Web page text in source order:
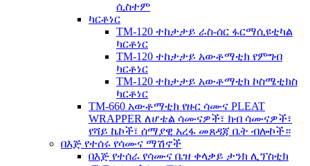
ሲስተም
ካርቶነር
TM-120 ተከታታይ ራስ-ሰር ፋርማሲዩቲካል
ካርቶነር
TM-120 ተከታታይ አውቶማቲክ የምግብ
ካርቶነር
TM-120 ተከታታይ አውቶማቲክ ኮስሜቲክስ
ካርቶነር
TM-660 አውቶማቲክ የዙር ሳሙና PLEAT
WRAPPER ለሆቴል ሳሙናዎች፣ ክብ ሳሙናዎች፣
የሻይ ኬኮች፣ ሰማያዊ አረፋ መጸዳጃ ቤት ብሎኮች።
በእጅ የተሰሩ የሳሙና ማሽኖች
በእጅ የተሰራ የሳሙና ቤዝ ቀላቃይ ታንክ ሊፕስቲክ